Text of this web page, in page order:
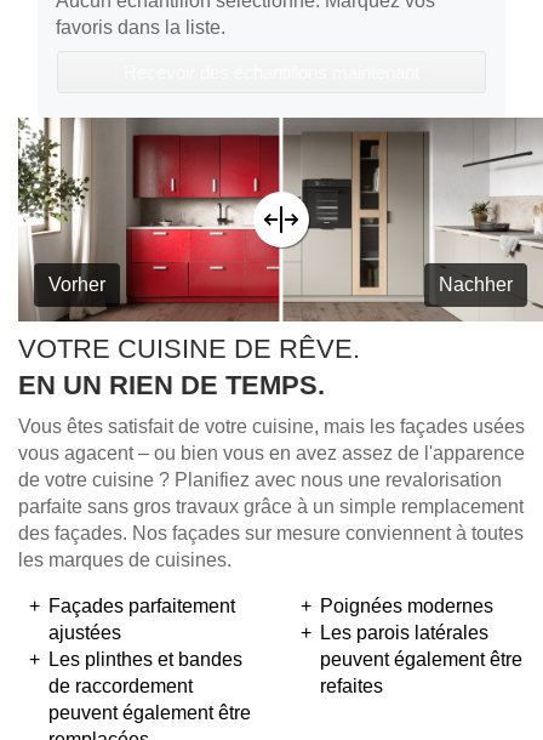
favoris dans la liste.
Vorher Nachher
VOTRE CUISINE DE RÊVE.
EN UN RIEN DE TEMPS.
Vous êtes satisfait de votre cuisine, mais les façades usées
vous agacent – ou bien vous en avez assez de l'apparence
de votre cuisine ? Planifiez avec nous une revalorisation
parfaite sans gros travaux grâce à un simple remplacement
des façades. Nos façades sur mesure conviennent à toutes
les marques de cuisines.
Façades parfaitement
ajustées
Les plinthes et bandes
de raccordement
peuvent également être
Poignées modernes
Les parois latérales
peuvent également être
refaites